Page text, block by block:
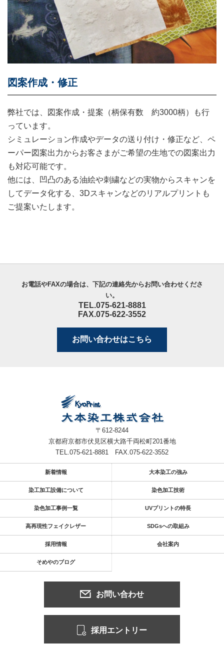
図案作成・修正
弊社では、図案作成・提案（柄保有数 約3000柄）も行
っています。
シミュレーション作成やデータの送り付け・修正など、ペ
ーパー図案出力からお客さまがご希望の生地での図案出力
も対応可能です。
他には、凹凸のある油絵や刺繍などの実物からスキャンを
してデータ化する、3Dスキャンなどのリアルプリントも
ご提案いたします。
お電話やFAXの場合は、下記の連絡先からお問い合わせくださ
い。
TEL.075-621-8881
FAX.075-622-3552
お問い合わせはこちら
〒612-8244
京都府京都市伏見区横大路千両松町201番地
TEL.075-621-8881 FAX.075-622-3552
新着情報 大本染工の強み
染工加工設備について 染色加工技術
染色加工事例一覧 UVプリントの特長
高再現性フェイクレザー SDGsへの取組み
採用情報 会社案内
そめやのブログ
お問い合わせ
採用エントリー